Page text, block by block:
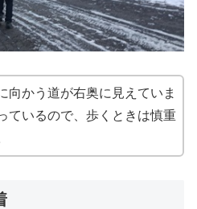
向かう道が右奥に見えていま
ているので、歩くときは慎重